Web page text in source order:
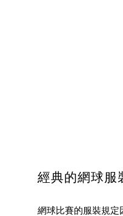
經典的網球服
網球比賽的服裝規定